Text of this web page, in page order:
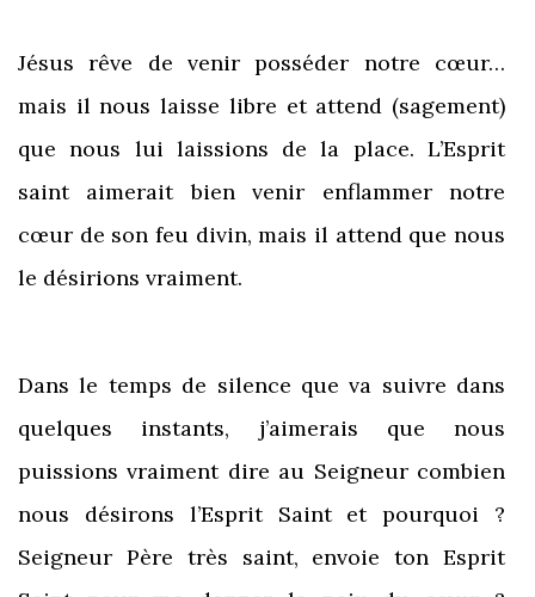
Jésus rêve de venir posséder notre cœur…
mais il nous laisse libre et attend (sagement)
que nous lui laissions de la place. L’Esprit
saint aimerait bien venir enflammer notre
cœur de son feu divin, mais il attend que nous
le désirions vraiment.
Dans le temps de silence que va suivre dans
quelques instants, j’aimerais que nous
puissions vraiment dire au Seigneur combien
nous désirons l’Esprit Saint et pourquoi ?
Seigneur Père très saint, envoie ton Esprit